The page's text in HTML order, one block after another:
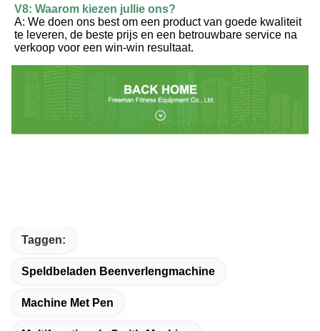
V8: Waarom kiezen jullie ons?
A: We doen ons best om een product van goede kwaliteit
te leveren, de beste prijs en een betrouwbare service na
verkoop voor een win-win resultaat.
Taggen:
Speldbeladen Beenverlengmachine
Machine Met Pen